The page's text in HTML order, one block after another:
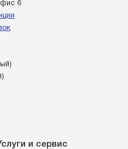
6
и сервис